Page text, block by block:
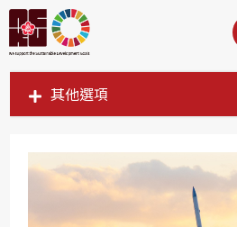
其他選項
SDG1
SDG4